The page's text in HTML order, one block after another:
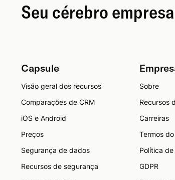
Seu cérebro
Capsule
Visão geral dos recursos
Comparações de CRM
iOS e Android
Preços
Segurança de dados
Recursos de segurança
Sobre
Recursos
Carreiras
Termos
Política
GDPR